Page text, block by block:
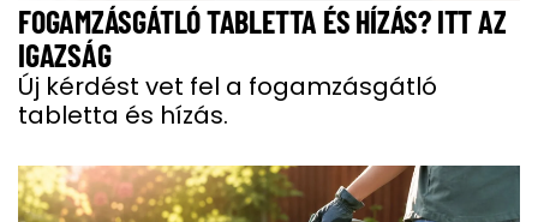
FOGAMZÁSGÁTLÓ TABLETTA ÉS HÍZÁS? ITT AZ
IGAZSÁG
Új kérdést vet fel a fogamzásgátló
tabletta és hízás.